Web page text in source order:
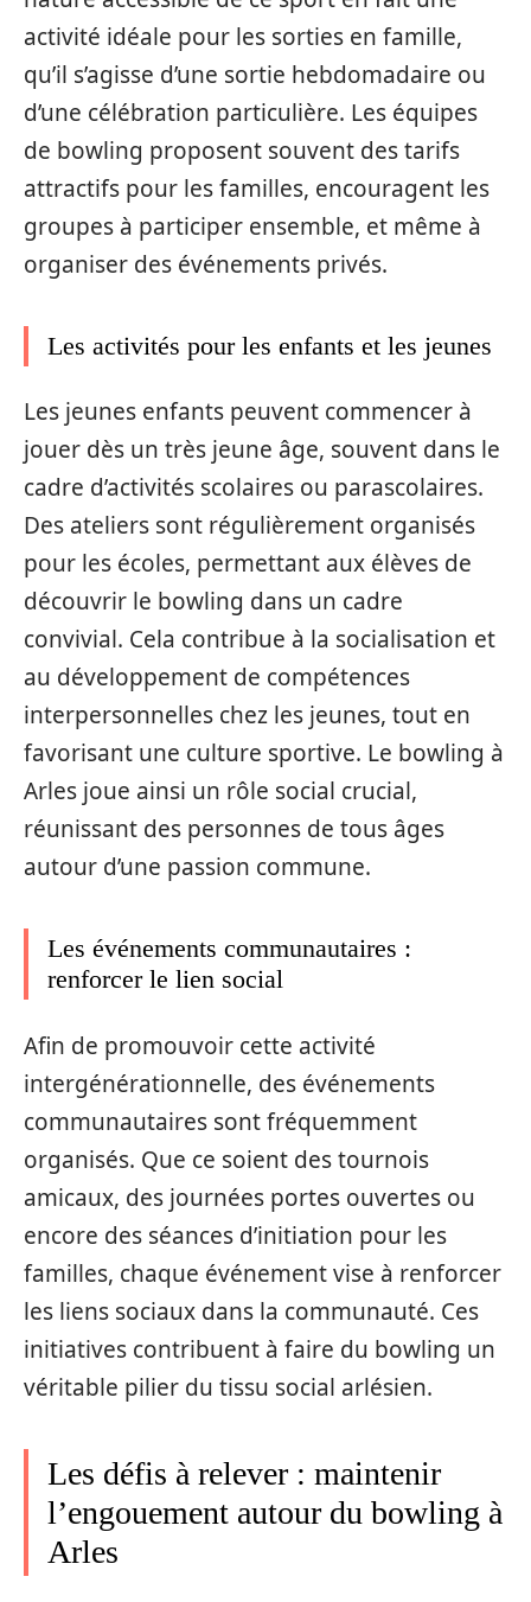
activité idéale pour les sorties en famille,
qu’il s’agisse d’une sortie hebdomadaire ou
d’une célébration particulière. Les équipes
de bowling proposent souvent des tarifs
attractifs pour les familles, encouragent les
groupes à participer ensemble, et même à
organiser des événements privés.
Les activités pour les enfants et les jeunes
Les jeunes enfants peuvent commencer à
jouer dès un très jeune âge, souvent dans le
cadre d’activités scolaires ou parascolaires.
Des ateliers sont régulièrement organisés
pour les écoles, permettant aux élèves de
découvrir le bowling dans un cadre
convivial. Cela contribue à la socialisation et
au développement de compétences
interpersonnelles chez les jeunes, tout en
favorisant une culture sportive. Le bowling à
Arles joue ainsi un rôle social crucial,
réunissant des personnes de tous âges
autour d’une passion commune.
Les événements communautaires :
renforcer le lien social
Afin de promouvoir cette activité
intergénérationnelle, des événements
communautaires sont fréquemment
organisés. Que ce soient des tournois
amicaux, des journées portes ouvertes ou
encore des séances d’initiation pour les
familles, chaque événement vise à renforcer
les liens sociaux dans la communauté. Ces
initiatives contribuent à faire du bowling un
véritable pilier du tissu social arlésien.
Les défis à relever : maintenir
l’engouement autour du bowling à
Arles